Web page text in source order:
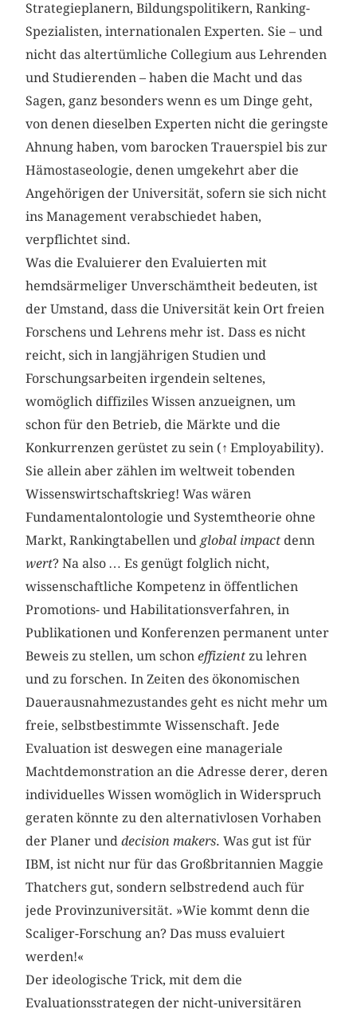
Strategieplanern, Bildungspolitikern, Ranking-
Spezialisten, internationalen Experten. Sie – und
nicht das altertümliche Collegium aus Lehrenden
und Studierenden – haben die Macht und das
Sagen, ganz besonders wenn es um Dinge geht,
von denen dieselben Experten nicht die geringste
Ahnung haben, vom barocken Trauerspiel bis zur
Hämostaseologie, denen umgekehrt aber die
Angehörigen der Universität, sofern sie sich nicht
ins Management verabschiedet haben,
verpflichtet sind.
Was die Evaluierer den Evaluierten mit
hemdsärmeliger Unverschämtheit bedeuten, ist
der Umstand, dass die Universität kein Ort freien
Forschens und Lehrens mehr ist. Dass es nicht
reicht, sich in langjährigen Studien und
Forschungsarbeiten irgendein seltenes,
womöglich diffiziles Wissen anzueignen, um
schon für den Betrieb, die Märkte und die
Konkurrenzen gerüstet zu sein (↑Employability).
Sie allein aber zählen im weltweit tobenden
Wissenswirtschaftskrieg! Was wären
Fundamentalontologie und Systemtheorie ohne
Markt, Rankingtabellen und global impact denn
wert? Na also … Es genügt folglich nicht,
wissenschaftliche Kompetenz in öffentlichen
Promotions- und Habilitationsverfahren, in
Publikationen und Konferenzen permanent unter
Beweis zu stellen, um schoneffizient zu lehren
und zu forschen. In Zeiten des ökonomischen
Dauerausnahmezustandes geht es nicht mehr um
freie, selbstbestimmte Wissenschaft. Jede
Evaluation ist deswegen eine manageriale
Machtdemonstration an die Adresse derer, deren
individuelles Wissen womöglich in Widerspruch
geraten könnte zu den alternativlosen Vorhaben
der Planer unddecision makers. Was gut ist für
IBM, ist nicht nur für das Großbritannien Maggie
Thatchers gut, sondern selbstredend auch für
jede Provinzuniversität. »Wie kommt denn die
Scaliger-Forschung an? Das muss evaluiert
werden!«
Der ideologische Trick, mit dem die
Evaluationsstrategen der nicht-universitären